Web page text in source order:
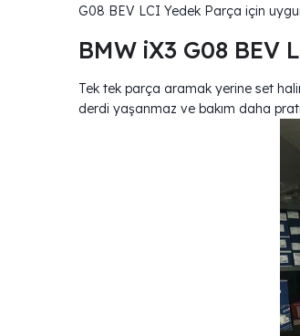
G08 BEV LCI Yedek Parça için
BMW iX3 G08 BEV
Tek tek parça aramak yerine set
derdi yaşanmaz ve bakım daha